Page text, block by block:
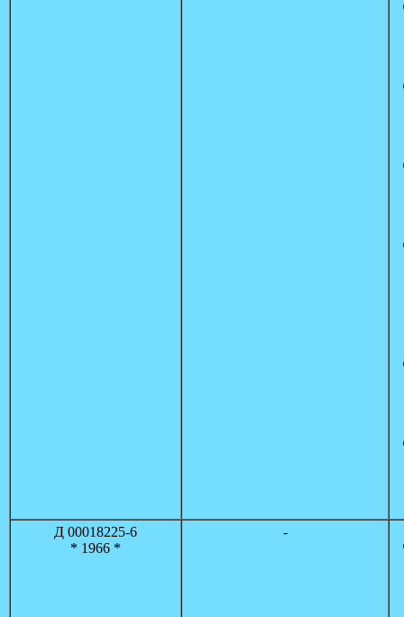
Д 00018225-6
* 1966 *
-